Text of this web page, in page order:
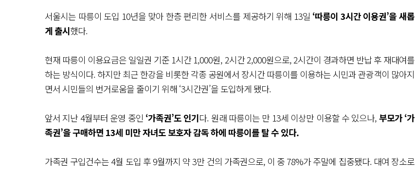
서울시는 따릉이 도입 10년을 맞아 한층 편리한 서비스를 제공하기 위해 13일 ‘따릉이 3시간 이용권’을 새롭
게 출시했다.
현재 따릉이 이용요금은 일일권 기준 1시간 1,000원, 2시간 2,000원으로, 2시간이 경과하면 반납 후 재대여를
하는 방식이다. 하지만 최근 한강을 비롯한 각종 공원에서 장시간 따릉이를 이용하는 시민과 관광객이 많아지
면서 시민들의 번거로움을 줄이기 위해 ‘3시간권’을 도입하게 됐다.
앞서 지난 4월부터 운영 중인 ‘가족권’도 인기다. 원래 따릉이는 만 13세 이상만 이용할 수 있으나,부모가 ‘가
족권’을 구매하면 13세 미만 자녀도 보호자 감독 하에 따릉이를 탈 수 있다.
가족권 구입건수는 4월 도입 후 9월까지 약 3만 건의 가족권으로, 이 중 78%가 주말에 집중됐다. 대여 장소로